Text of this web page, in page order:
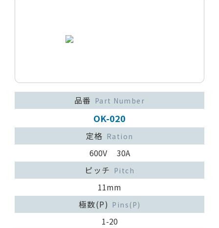
品番 Part Number
OK-020
定格 Ration
600V 30A
ピッチ Pitch
11mm
極数(P) Pins(P)
1-20